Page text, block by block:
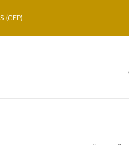
(CEP)